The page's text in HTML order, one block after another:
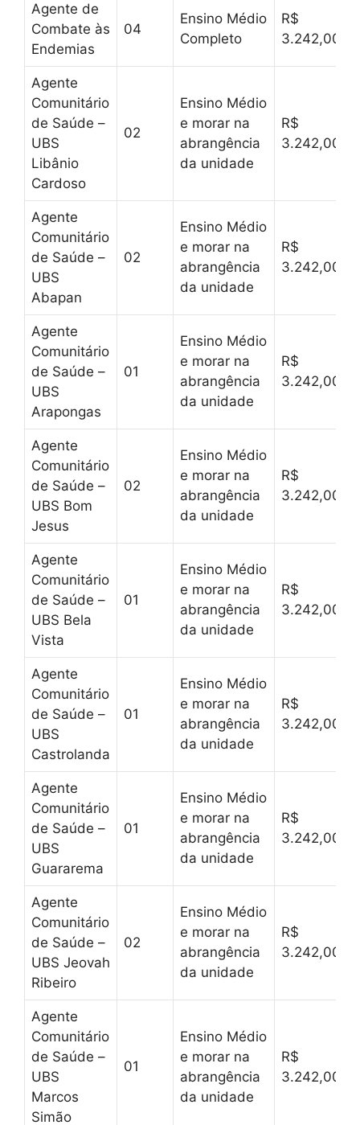
Agente de
Combate às
Endemias
04
Ensino Médio
Completo
R$
3.242,00
Agente
Comunitário
de Saúde –
UBS
Libânio
Cardoso
02
Ensino Médio
e morar na
abrangência
da unidade
R$
3.242,00
Agente
Comunitário
de Saúde –
UBS
Abapan
02
Ensino Médio
e morar na
abrangência
da unidade
R$
3.242,00
Agente
Comunitário
de Saúde –
UBS
Arapongas
01
Ensino Médio
e morar na
abrangência
da unidade
R$
3.242,00
Agente
Comunitário
de Saúde –
UBS Bom
Jesus
02
Ensino Médio
e morar na
abrangência
da unidade
R$
3.242,00
Agente
Comunitário
de Saúde –
UBS Bela
Vista
01
Ensino Médio
e morar na
abrangência
da unidade
R$
3.242,00
Agente
Comunitário
de Saúde –
UBS
Castrolanda
01
Ensino Médio
e morar na
abrangência
da unidade
R$
3.242,00
Agente
Comunitário
de Saúde –
UBS
Guararema
01
Ensino Médio
e morar na
abrangência
da unidade
R$
3.242,00
Agente
Comunitário
de Saúde –
UBS Jeovah
Ribeiro
02
Ensino Médio
e morar na
abrangência
da unidade
R$
3.242,00
Agente
Comunitário
de Saúde –
UBS
Marcos
Simão
01
Ensino Médio
e morar na
abrangência
da unidade
R$
3.242,00